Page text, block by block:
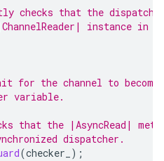
checks that the
instance in
for the channel to
variable.
that the |AsyncRead|
dispatcher.
(checker_ );